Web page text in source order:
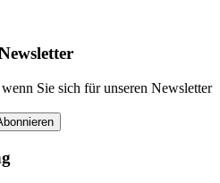
Sie sich für unseren Newsletter